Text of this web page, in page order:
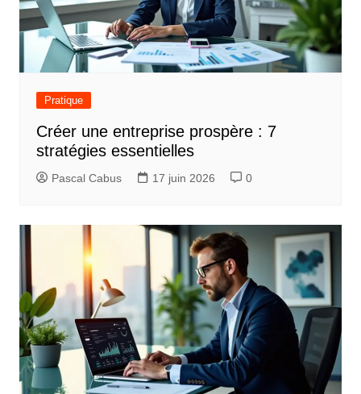
Pratique
Créer une entreprise prospère : 7
stratégies essentielles
Pascal Cabus 17 juin 2026 0